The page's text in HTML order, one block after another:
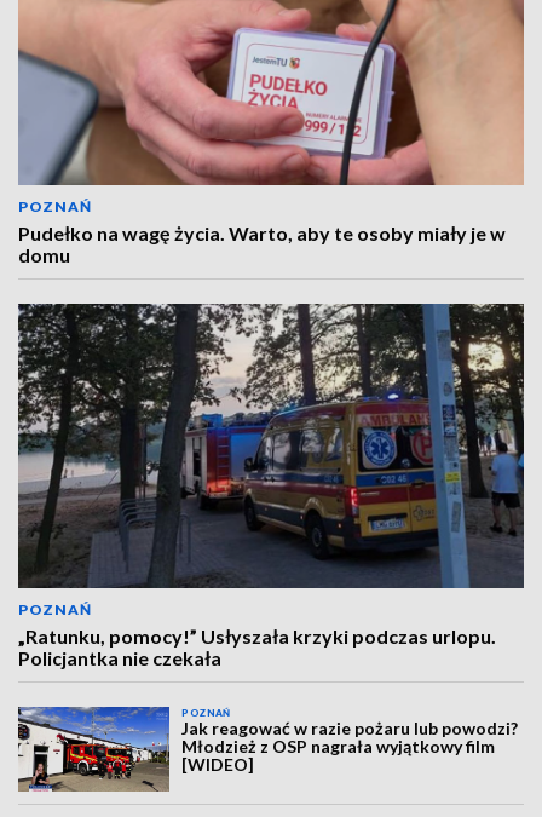
POZNAŃ
Pudełko na wagę życia. Warto, aby te osoby miały je w
domu
POZNAŃ
„Ratunku, pomocy!” Usłyszała krzyki podczas urlopu.
Policjantka nie czekała
POZNAŃ
Jak reagować w razie pożaru lub powodzi?
Młodzież z OSP nagrała wyjątkowy film
[WIDEO]